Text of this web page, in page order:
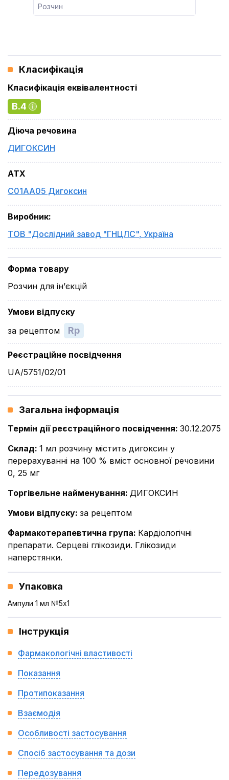
Розчин
Класифікація
Класифікація еквівалентності
B.4
Діюча речовина
ДИГОКСИН
ATX
C01AA05 Дигоксин
Виробник:
ТОВ "Дослідний завод "ГНЦЛС", Україна
Форма товару
Розчин для ін’єкцій
Умови відпуску
за рецептом
Rp
Реєстраційне посвідчення
UA/5751/02/01
Загальна інформація
Термін дії реєстраційного посвідчення: 30.12.2075
Склад: 1 мл розчину містить дигоксин у
перерахуванні на 100 % вміст основної речовини
0, 25 мг
Торгівельне найменування: ДИГОКСИН
Умови відпуску: за рецептом
Фармакотерапевтична група: Кардіологічні
препарати. Серцеві глікозиди. Глікозиди
наперстянки.
Упаковка
Ампули 1 мл №5x1
Інструкція
Фармакологічні властивості
Показання
Протипоказання
Взаємодія
Особливості застосування
Спосіб застосування та дози
Передозування